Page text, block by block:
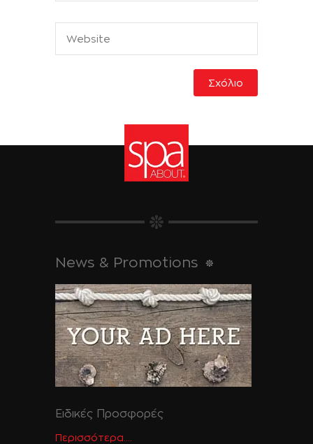
News & Promotions
Ειδικές Προσφορές
Περισσότερα....